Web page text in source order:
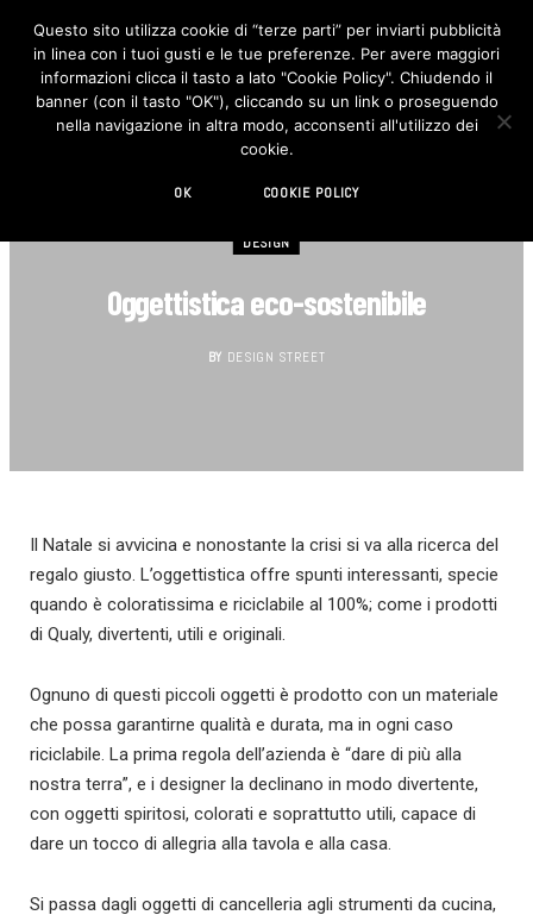
F
c
e
b
o
I
n
s
t
DESIGN
Oggettistica eco-sostenibile
BY DESIGN STREET
Il Natale si avvicina e nonostante la crisi si va alla ricerca del
regalo giusto. L’oggettistica offre spunti interessanti, specie
quando è coloratissima e riciclabile al 100%; come i prodotti
di Qualy, divertenti, utili e originali.
Ognuno di questi piccoli oggetti è prodotto con un materiale
che possa garantirne qualità e durata, ma in ogni caso
riciclabile. La prima regola dell’azienda è “dare di più alla
nostra terra”, e i designer la declinano in modo divertente,
con oggetti spiritosi, colorati e soprattutto utili, capace di
dare un tocco di allegria alla tavola e alla casa.
Si passa dagli oggetti di cancelleria agli strumenti da cucina,
Questo sito utilizza cookie di “terze parti” per inviarti pubblicità
in linea con i tuoi gusti e le tue preferenze. Per avere maggiori
informazioni clicca il tasto a lato "Cookie Policy". Chiudendo il
banner (con il tasto "OK"), cliccando su un link o proseguendo
nella navigazione in altra modo, acconsenti all'utilizzo dei
cookie.
OK COOKIE POLICY